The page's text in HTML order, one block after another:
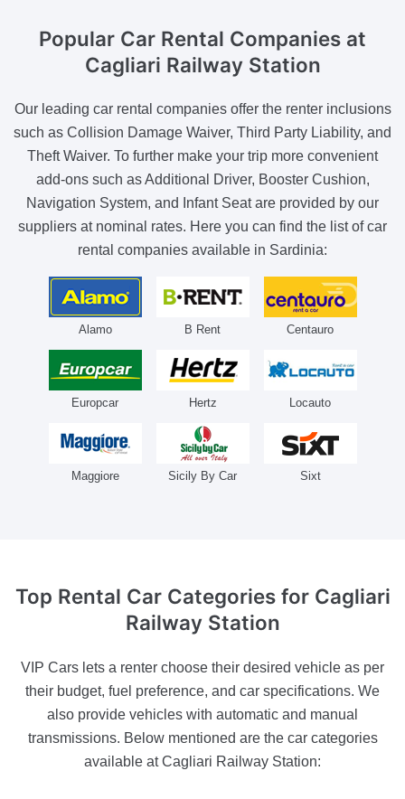
Popular Car Rental Companies at
Cagliari Railway Station
Our leading car rental companies offer the renter inclusions
such as Collision Damage Waiver, Third Party Liability, and
Theft Waiver. To further make your trip more convenient
add-ons such as Additional Driver, Booster Cushion,
Navigation System, and Infant Seat are provided by our
suppliers at nominal rates. Here you can find the list of car
rental companies available in Sardinia:
Alamo B Rent Centauro
Europcar Hertz Locauto
Maggiore Sicily By Car Sixt
Top Rental Car Categories for Cagliari
Railway Station
VIP Cars lets a renter choose their desired vehicle as per
their budget, fuel preference, and car specifications. We
also provide vehicles with automatic and manual
transmissions. Below mentioned are the car categories
available at Cagliari Railway Station: